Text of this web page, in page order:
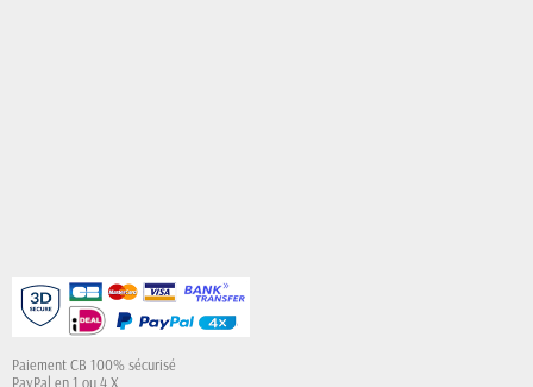
Paiement CB 100% sécurisé
PayPal en 1 ou 4 X